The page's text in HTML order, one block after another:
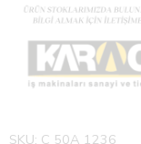
SKU: C 50A 1236